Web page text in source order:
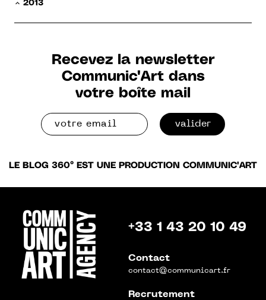
2013
Recevez la newsletter
Communic'Art dans
votre boîte mail
valider
LE BLOG 360° EST UNE PRODUCTION COMMUNIC'ART
+33 1 43 20 10 49
Contact
contact@communicart.fr
Recrutement